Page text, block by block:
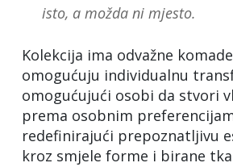
isto, a možda ni mjesto.
Kolekcija ima odvažne
omogućuju individualnu
omogućujući osobi da stvori
prema osobnim
redefinirajući prepoznatljivu
kroz smjele forme i birane